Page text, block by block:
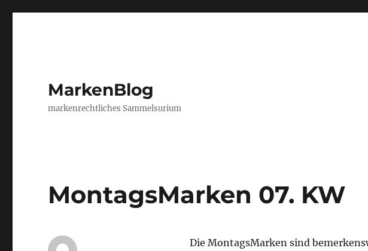
MarkenBlog
markenrechtliches Sammelsurium
MontagsMarken 07. KW
Die MontagsMarken sind